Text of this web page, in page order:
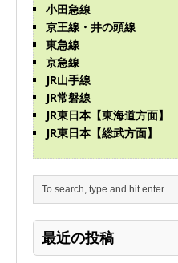
小田急線
京王線・井の頭線
東急線
京急線
JR山手線
JR常磐線
JR東日本【東海道方面】
JR東日本【総武方面】
最近の投稿